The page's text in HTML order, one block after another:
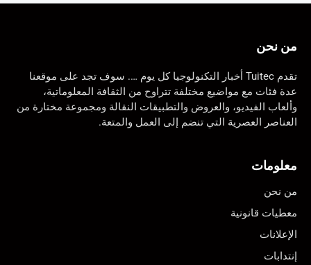
من نحن
تقدم Tuitec أخبار التكنولوجيا كل يوم …. سوف تجد على موقعنا
عدة فئات مع مواضيع مختلفة تتراوح من الثقافة المعلوماتية،
وألعاب الفيديو، والعروض والتطبيقات النقالة ومجموعة مختارة من
العناصر العصرية التي تنضم إلى العمل والمتعة.
معلومات
من نحن
معطيات قانونية
الإعلانات
إنتدابات